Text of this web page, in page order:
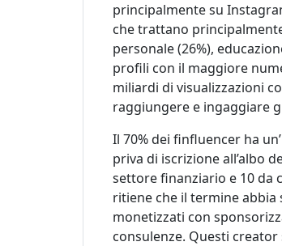
principalmente su
che trattano
personale (26%),
profili con il maggiore
miliardi di visualizzazioni
raggiungere e ingaggiare
Il 70% dei finfluencer ha
priva di iscrizione all’albo
settore finanziario e 10 da
ritiene che il termine
monetizzati con
consulenze. Questi